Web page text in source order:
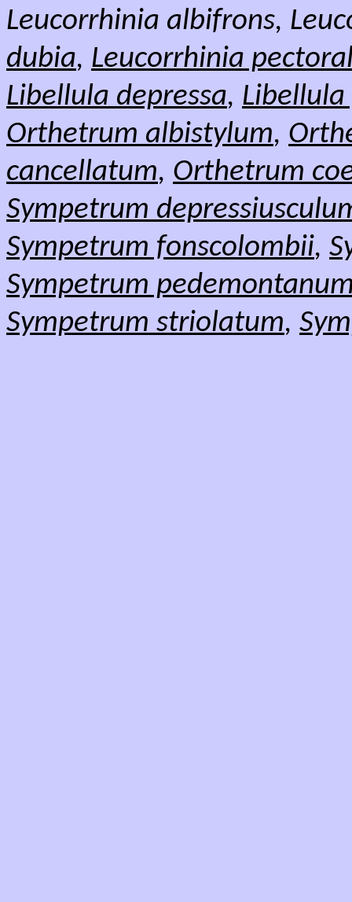
Leucorrhinia albifrons,
dubia, Leucorrhinia
Libellula depressa,
Orthetrum albistylum,
cancellatum, Orthetrum
Sympetrum
Sympetrum fonscolombii,
Sympetrum
Sympetrum striolatum,